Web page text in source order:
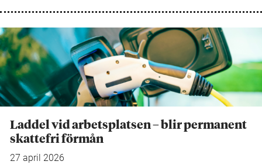
Laddel vid arbetsplatsen – blir permanent
skattefri förmån
27 april 2026